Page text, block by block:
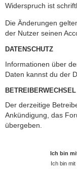
Widerspruch ist
Die Änderungen
der Nutzer seinen
DATENSCHUTZ
Informationen über
Daten kannst du der
BETREIBERWECHSEL
Der derzeitige
Ankündigung, das
übergeben.